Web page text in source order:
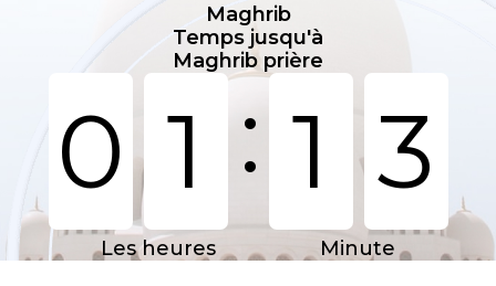
Maghrib
Temps jusqu'à
Maghrib prière
0 1 : 1 3
Les heures Minute